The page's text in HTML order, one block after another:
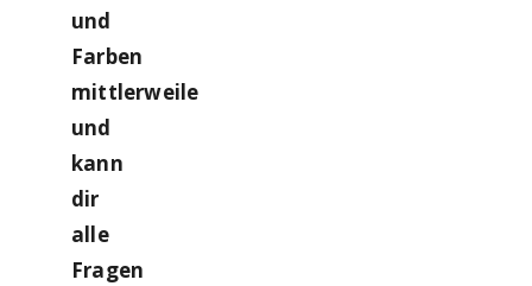
und
Farben
mittlerweile
und
kann
dir
alle
Fragen